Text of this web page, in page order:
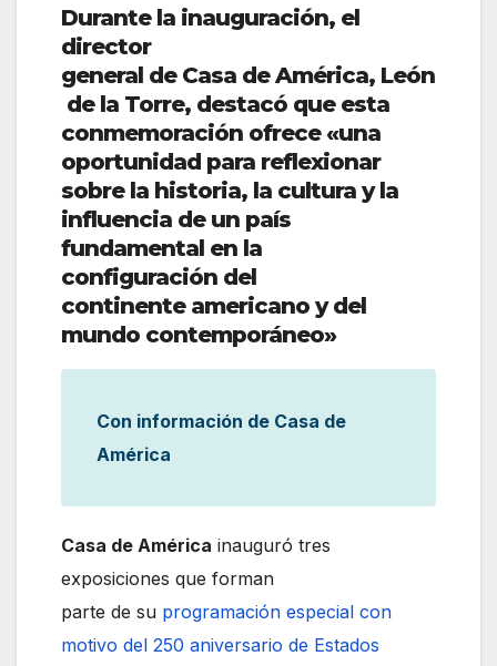
Durante la inauguración, el
director
general de Casa de América, León
de la Torre, destacó que esta
conmemoración ofrece «una
oportunidad para reflexionar
sobre la historia, la cultura y la
influencia de un país
fundamental en la
configuración del
continente americano y del
mundo contemporáneo»
Con información de Casa de
América
Casa de América inauguró tres
exposiciones que forman
parte de su programación especial con
motivo del 250 aniversario de Estados